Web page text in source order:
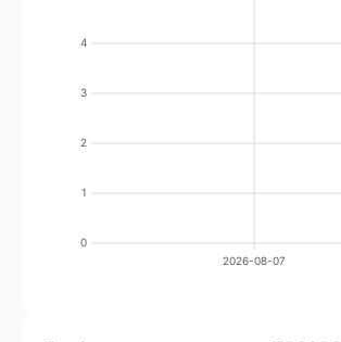
0
1
2
3
4
2026-08-07